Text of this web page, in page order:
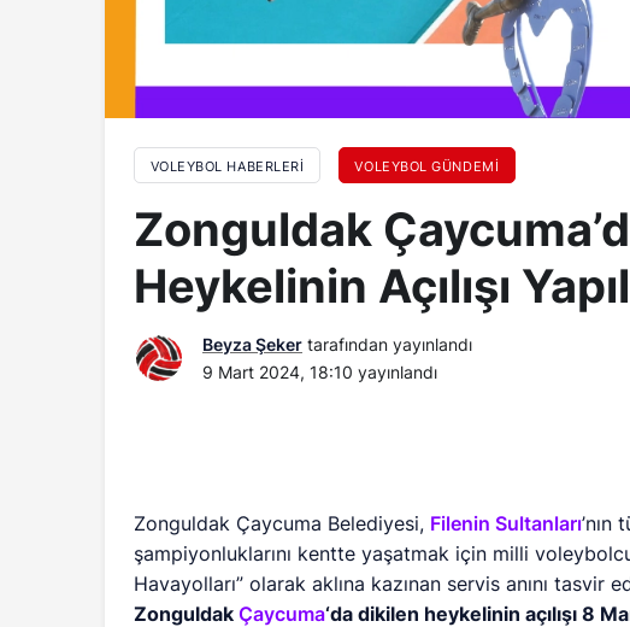
VOLEYBOL HABERLERI VOLEYBOL GÜNDEMI
Zonguldak
Heykelinin Açılışı
Beyza Şeker tarafından yayınlandı
9 Mart 2024, 18:10 yayınlandı
Zonguldak Çaycuma Belediyesi, Filenin Sultanları
şampiyonluklarını kentte yaşatmak için milli
Havayolları” olarak aklına kazınan servis anını tasvir
ZonguldakÇaycuma‘da dikilen heykelinin açılışı 8